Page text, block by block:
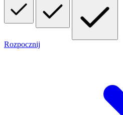
Rozpocznij